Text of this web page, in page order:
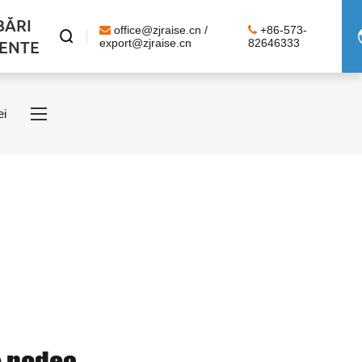

office@zjraise.cn /
export@zjraise.cn
+86-573-
82646333